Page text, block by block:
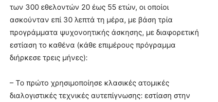
των 300 εθελοντών 20 έως 55 ετών, οι οποίοι
ασκούνταν επί 30 λεπτά τη μέρα, με βάση τρία
προγράμματα ψυχονοητικής άσκησης, με διαφορετική
εστίαση το καθένα (κάθε επιμέρους πρόγραμμα
διήρκεσε τρεις μήνες):
– Το πρώτο χρησιμοποίησε κλασικές ατομικές
διαλογιστικές τεχνικές αυτεπίγνωσης: εστίαση στην